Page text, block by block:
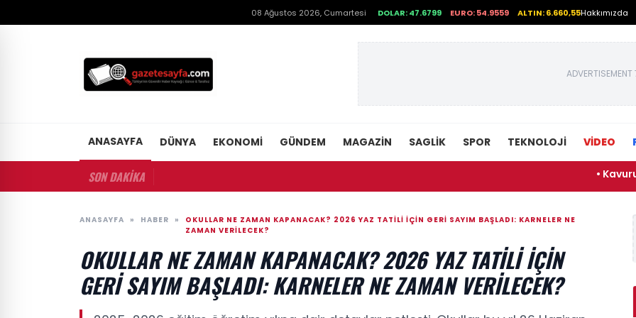
08 Ağustos 2026, Cumartesi DOLAR: 47.6799 EURO: 54.9559 ALTIN: 6.660,55Hakkımızda
ANASAYFA DÜNYA EKONOMI GÜNDEM MAGAZIN SAGLIK SPOR TEKNOLOJI VİDEO
SON DAKİKA • Kavurucu
ANASAYFA » HABER »
OKULLAR NE ZAMAN KAPANACAK? 2026 YAZ TATILI IÇIN GERI SAYIM BAŞLADI: KARNELER NE
ZAMAN VERILECEK?
OKULLAR NE ZAMAN KAPANACAK? 2026 YAZ TATILI IÇIN
GERI SAYIM BAŞLADI: KARNELER NE ZAMAN VERILECEK?